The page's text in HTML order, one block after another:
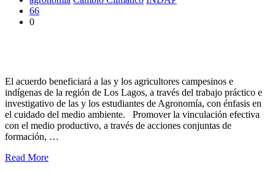
66
0
El acuerdo beneficiará a las y los agricultores campesinos e
indígenas de la región de Los Lagos, a través del trabajo práctico e
investigativo de las y los estudiantes de Agronomía, con énfasis en
el cuidado del medio ambiente. Promover la vinculación efectiva
con el medio productivo, a través de acciones conjuntas de
formación, …
Read More